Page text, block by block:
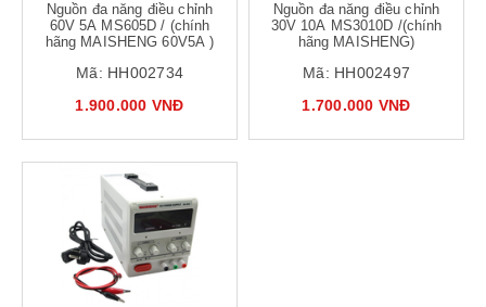
Nguồn đa năng điều chỉnh
60V 5A MS605D / (chính
hãng MAISHENG 60V5A )
Mã: HH002734
1.900.000 VNĐ
Nguồn đa năng điều chỉnh
30V 10A MS3010D /(chính
hãng MAISHENG)
Mã: HH002497
1.700.000 VNĐ